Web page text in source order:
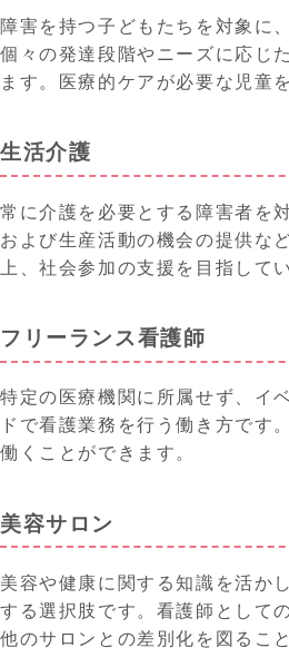
障害を持つ子どもたちを対象に
個々の発達段階やニーズに応じ
ます。医療的ケアが必要な児童
生活介護
常に介護を必要とする障害者を
および生産活動の機会の提供な
上、社会参加の支援を目指して
フリーランス看護師
特定の医療機関に所属せず、イ
ドで看護業務を行う働き方です
働くことができます。
美容サロン
美容や健康に関する知識を活か
する選択肢です。看護師として
他のサロンとの差別化を図るこ